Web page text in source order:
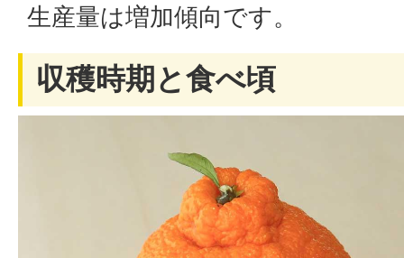
生産量は増加傾向です。
収穫時期と食べ頃